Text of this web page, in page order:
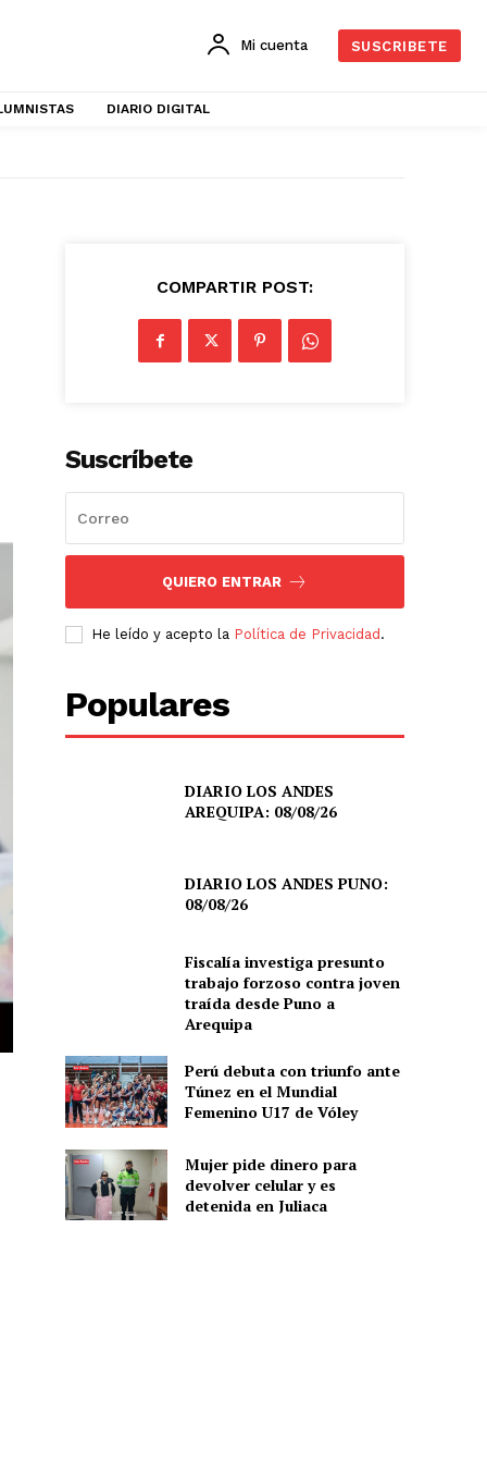
Mi cuenta SUSCRIBETE
DIARIO DIGITAL
COMPARTIR POST:
Suscríbete
QUIERO ENTRAR
He leído y acepto la Política de Privacidad .
Populares
DIARIO LOS ANDES
AREQUIPA: 08/08/26
DIARIO LOS ANDES PUNO:
08/08/26
Fiscalía investiga presunto
trabajo forzoso contra joven
traída desde Puno a
Arequipa
Perú debuta con triunfo ante
Túnez en el Mundial
Femenino U17 de Vóley
Mujer pide dinero para
devolver celular y es
detenida en Juliaca